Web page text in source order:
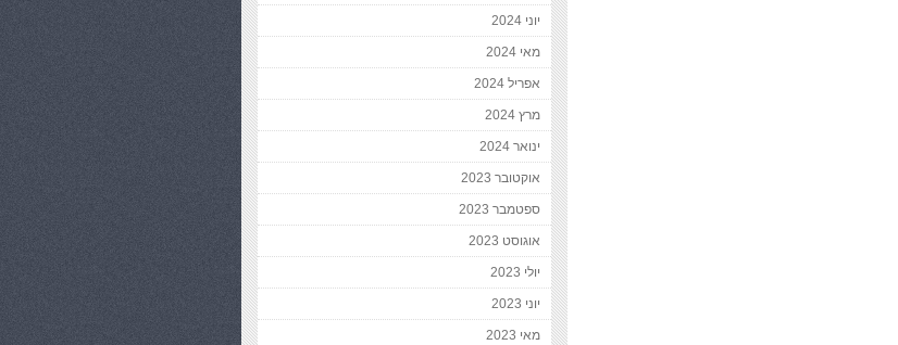
יוני 2024
מאי 2024
אפריל 2024
מרץ 2024
ינואר 2024
אוקטובר 2023
ספטמבר 2023
אוגוסט 2023
יולי 2023
יוני 2023
מאי 2023